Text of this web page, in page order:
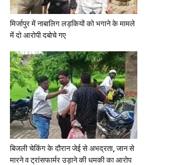
मिर्जापुर में नाबालिग लड़कियों को भगाने के मामले
में दो आरोपी दबोचे गए
बिजली चेकिंग के दौरान जेई से अभद्रता, जान से
मारने व ट्रांसफार्मर उड़ाने की धमकी का आरोप